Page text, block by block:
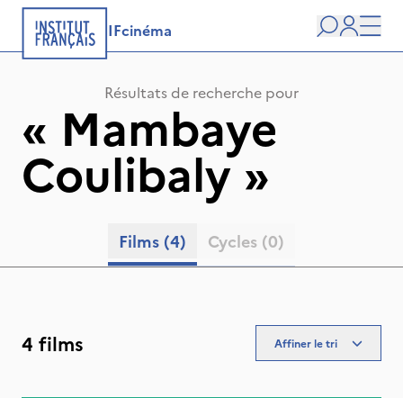
IFcinéma
user
Résultats de recherche pour
« Mambaye
Coulibaly»
Films (4) Cycles (0)
4 films Affiner le tri